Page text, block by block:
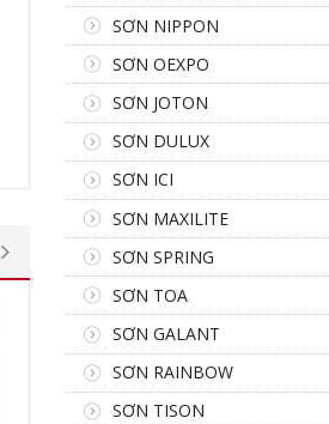
SƠN NIPPON
SƠN OEXPO
SƠN JOTON
SƠN DULUX
SƠN ICI
SƠN MAXILITE
SƠN SPRING
SƠN TOA
SƠN GALANT
SƠN RAINBOW
SƠN TISON